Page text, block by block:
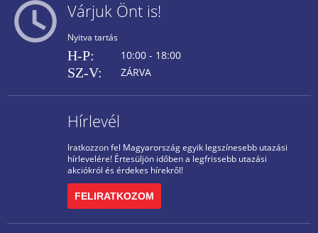
Várjuk Önt is!
Nyitva tartás
H-P: 10:00 - 18:00
SZ-V: ZÁRVA
Hírlevél
Iratkozzon fel Magyarország egyik legszínesebb utazási
hírlevelére! Értesüljön időben a legfrissebb utazási
akciókról és érdekes hírekről!
FELIRATKOZOM